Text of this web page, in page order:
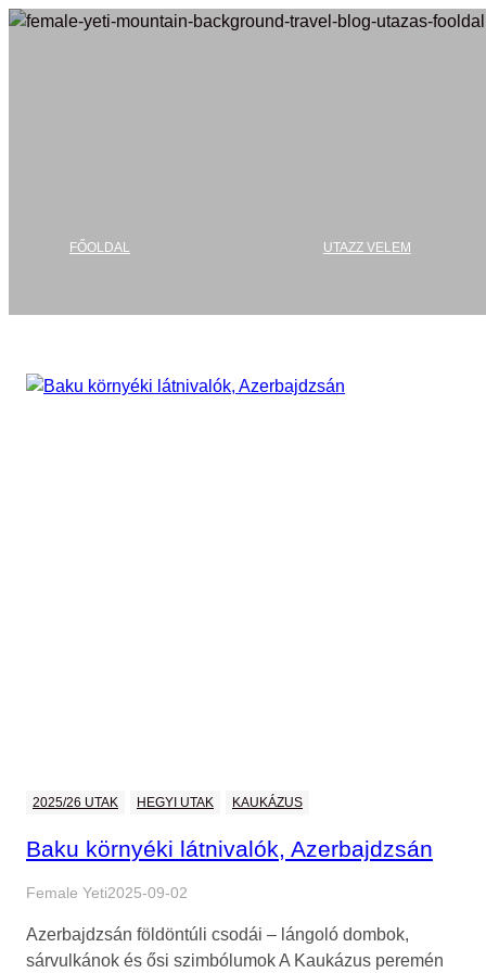
Ugrás
FŐOLDAL UTAZZ VELEM
2025/26 UTAK HEGYI UTAK KAUKÁZUS
Baku környéki látnivalók, Azerbajdzsán
Female Yeti2025-09-02
Azerbajdzsán földöntúli csodái – lángoló dombok,
sárvulkánok és ősi szimbólumok A Kaukázus peremén